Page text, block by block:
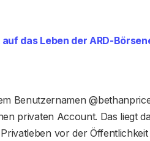
das Leben der ARD-
Benutzernamen
privaten Account. Das liegt
vor der